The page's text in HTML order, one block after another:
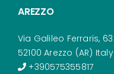
AREZZO
Via Galileo Ferraris, 63
52100 Arezzo (AR) Italy
+390575355817